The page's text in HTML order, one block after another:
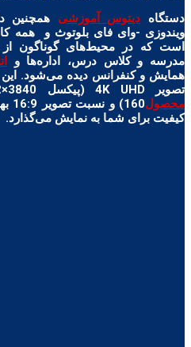
دستگاه دیتوس آموزشی همچنین
ویندوزی -وای فای بلوتوث و همه
است که در محیط‌های گوناگون از
مدرسه و کلاس درس، اداره‌ها و
همایش و کنفرانس دیده می‌شود. این
تصویر 4K UHD (پیکسل 3840×2
محصول
کیفیت برای شما به نمایش می‌گذارد.